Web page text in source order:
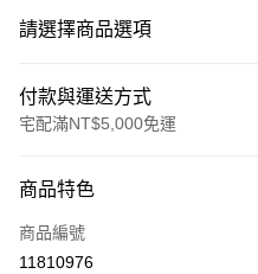
請選擇商品選項
付款與運送方式
宅配滿NT$5,000免運
信用卡一次付款
LINE Pay
商品特色
商品編號
11810976